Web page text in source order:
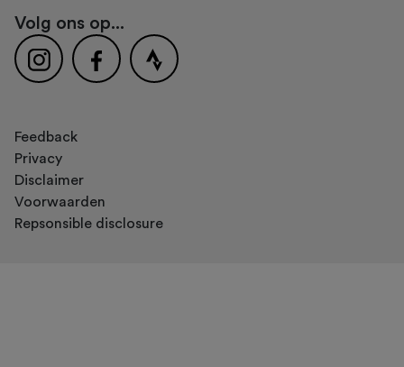
Volg ons op...
Feedback
Privacy
Disclaimer
Voorwaarden
Repsonsible disclosure